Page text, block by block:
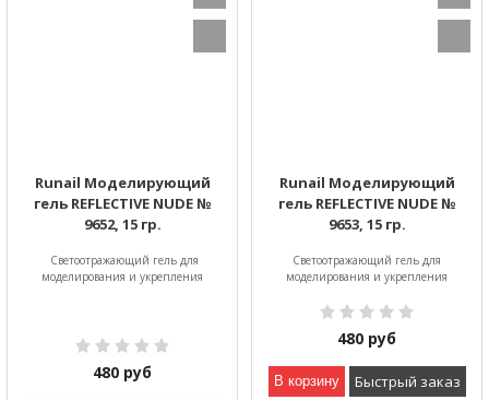
Runail Моделирующий
гель REFLECTIVE NUDE №
9652, 15 гр.
Светоотражающий гель для
моделирования и укрепления
480 руб
Runail Моделирующий
гель REFLECTIVE NUDE №
9653, 15 гр.
Светоотражающий гель для
моделирования и укрепления
480 руб
В корзину Быстрый заказ